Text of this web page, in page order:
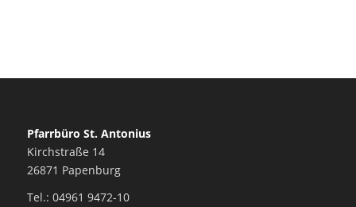
Pfarrbüro St. Antonius
Kirchstraße 14
26871 Papenburg
Tel.: 04961 9472-10